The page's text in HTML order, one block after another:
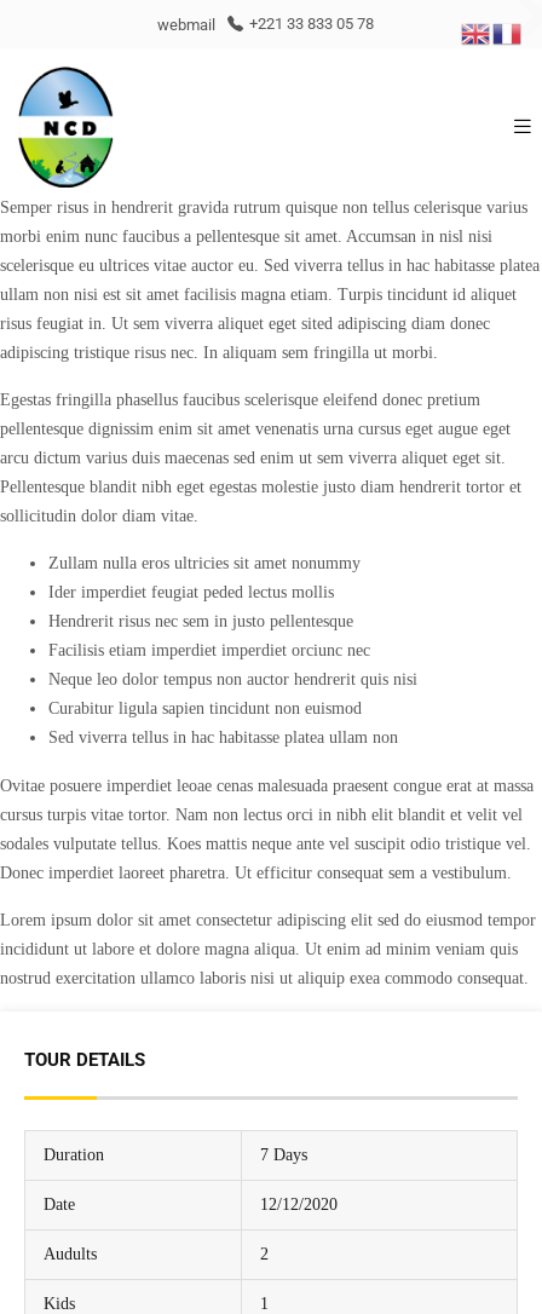
webmail +221 33 833 05 78
Semper risus in hendrerit gravida rutrum quisque non tellus celerisque varius
morbi enim nunc faucibus a pellentesque sit amet. Accumsan in nisl nisi
scelerisque eu ultrices vitae auctor eu. Sed viverra tellus in hac habitasse platea
ullam non nisi est sit amet facilisis magna etiam. Turpis tincidunt id aliquet
risus feugiat in. Ut sem viverra aliquet eget sited adipiscing diam donec
adipiscing tristique risus nec. In aliquam sem fringilla ut morbi.
Egestas fringilla phasellus faucibus scelerisque eleifend donec pretium
pellentesque dignissim enim sit amet venenatis urna cursus eget augue eget
arcu dictum varius duis maecenas sed enim ut sem viverra aliquet eget sit.
Pellentesque blandit nibh eget egestas molestie justo diam hendrerit tortor et
sollicitudin dolor diam vitae.
Zullam nulla eros ultricies sit amet nonummy
Ider imperdiet feugiat peded lectus mollis
Hendrerit risus nec sem in justo pellentesque
Facilisis etiam imperdiet imperdiet orciunc nec
Neque leo dolor tempus non auctor hendrerit quis nisi
Curabitur ligula sapien tincidunt non euismod
Sed viverra tellus in hac habitasse platea ullam non
Ovitae posuere imperdiet leoae cenas malesuada praesent congue erat at massa
cursus turpis vitae tortor. Nam non lectus orci in nibh elit blandit et velit vel
sodales vulputate tellus. Koes mattis neque ante vel suscipit odio tristique vel.
Donec imperdiet laoreet pharetra. Ut efficitur consequat sem a vestibulum.
Lorem ipsum dolor sit amet consectetur adipiscing elit sed do eiusmod tempor
incididunt ut labore et dolore magna aliqua. Ut enim ad minim veniam quis
nostrud exercitation ullamco laboris nisi ut aliquip exea commodo consequat.
TOUR DETAILS
Duration 7 Days
Date 12/12/2020
Audults 2
Kids 1